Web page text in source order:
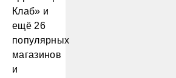
Клаб» и
ещё 26
популярных
магазинов
и